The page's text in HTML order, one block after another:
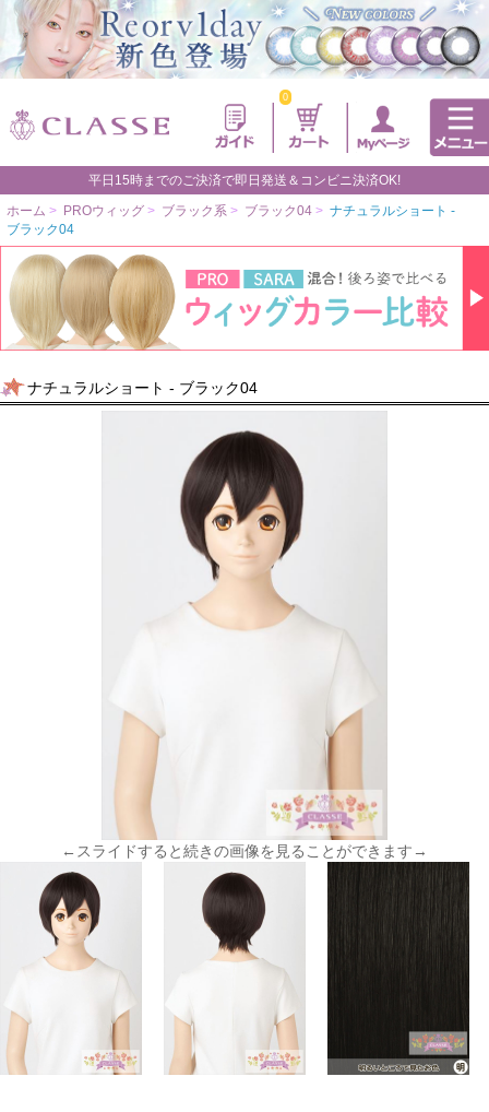
0
平日15時までのご決済で即日発送＆コンビニ決済OK!
ホーム > PROウィッグ > ブラック系 > ブラック04 > ナチュラルショート -
ブラック04
ナチュラルショート - ブラック04
←スライドすると続きの画像を見ることができます→